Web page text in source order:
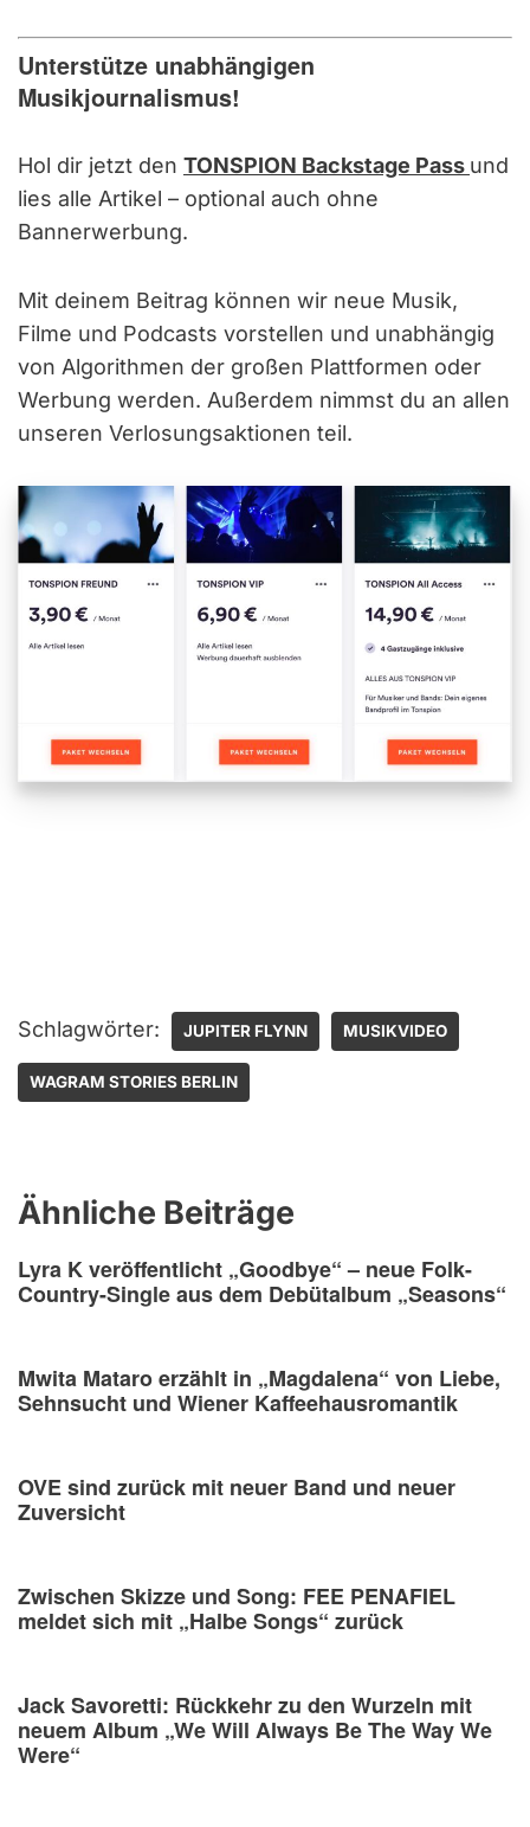
Unterstütze unabhängigen
Musikjournalismus!
Hol dir jetzt den TONSPION Backstage Pass und
lies alle Artikel – optional auch ohne
Bannerwerbung.
Mit deinem Beitrag können wir neue Musik,
Filme und Podcasts vorstellen und unabhängig
von Algorithmen der großen Plattformen oder
Werbung werden. Außerdem nimmst du an allen
unseren Verlosungsaktionen teil.
Schlagwörter: JUPITER FLYNN MUSIKVIDEO
WAGRAM STORIES BERLIN
Ähnliche Beiträge
Lyra K veröffentlicht „Goodbye“ – neue Folk-
Country-Single aus dem Debütalbum „Seasons“
Mwita Mataro erzählt in „Magdalena“ von Liebe,
Sehnsucht und Wiener Kaffeehausromantik
OVE sind zurück mit neuer Band und neuer
Zuversicht
Zwischen Skizze und Song: FEE PENAFIEL
meldet sich mit „Halbe Songs“ zurück
Jack Savoretti: Rückkehr zu den Wurzeln mit
neuem Album „We Will Always Be The Way We
Were“